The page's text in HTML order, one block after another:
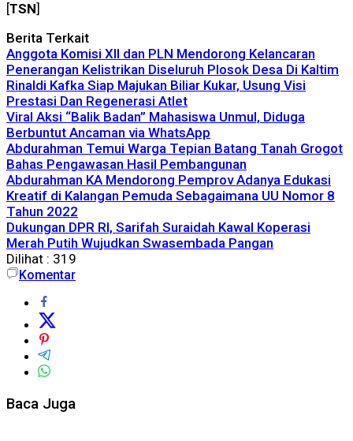
[TSN]
Berita Terkait
Anggota Komisi XII dan PLN Mendorong Kelancaran
Penerangan Kelistrikan Diseluruh Plosok Desa Di Kaltim
Rinaldi Kafka Siap Majukan Biliar Kukar, Usung Visi
Prestasi Dan Regenerasi Atlet
Viral Aksi “Balik Badan” Mahasiswa Unmul, Diduga
Berbuntut Ancaman via WhatsApp
Abdurahman Temui Warga Tepian Batang Tanah Grogot
Bahas Pengawasan Hasil Pembangunan
Abdurahman KA Mendorong Pemprov Adanya Edukasi
Kreatif di Kalangan Pemuda Sebagaimana UU Nomor 8
Tahun 2022
Dukungan DPR RI, Sarifah Suraidah Kawal Koperasi
Merah Putih Wujudkan Swasembada Pangan
Dilihat : 319
Komentar
Baca Juga